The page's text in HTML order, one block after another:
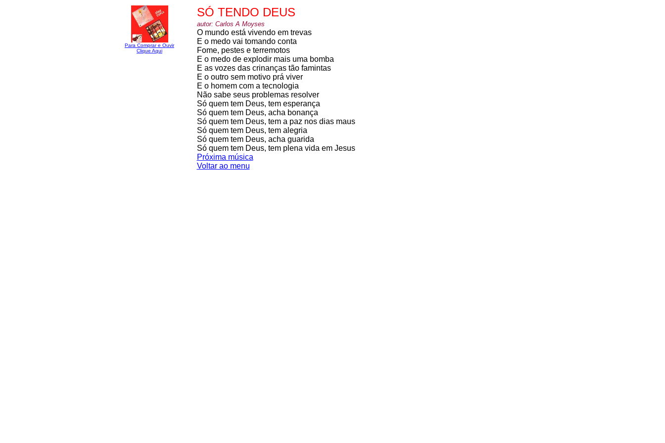
Para Comprar e Ouvir
Clique Aqui
SÓ TENDO DEUS
autor: Carlos A Moyses
O mundo está vivendo em trevas
E o medo vai tomando conta
Fome, pestes e terremotos
E o medo de explodir mais uma bomba
E as vozes das crinanças tão famintas
E o outro sem motivo prá viver
E o homem com a tecnologia
Não sabe seus problemas resolver
Só quem tem Deus, tem esperança
Só quem tem Deus, acha bonança
Só quem tem Deus, tem a paz nos dias maus
Só quem tem Deus, tem alegria
Só quem tem Deus, acha guarida
Só quem tem Deus, tem plena vida em Jesus
Próxima música
Voltar ao menu